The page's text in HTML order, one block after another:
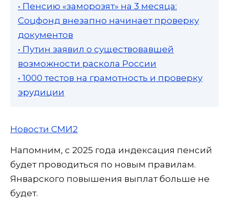
• Пенсию «заморозят» на 3 месяца:
Соцфонд внезапно начинает проверку
документов
• Путин заявил о существовавшей
возможности раскола России
• 1000 тестов на грамотность и проверку
эрудиции
Новости СМИ2
Напомним, с 2025 года индексация пенсий
будет проводиться по новым правилам.
Январского повышения выплат больше не
будет.